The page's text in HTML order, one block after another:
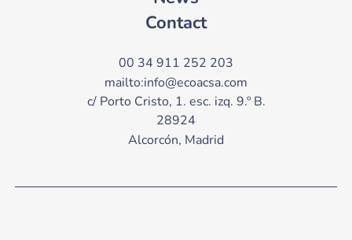
Contact
00 34 911 252 203
mailto:info@ecoacsa.com
c/ Porto Cristo, 1. esc. izq. 9.º B.
28924
Alcorcón, Madrid